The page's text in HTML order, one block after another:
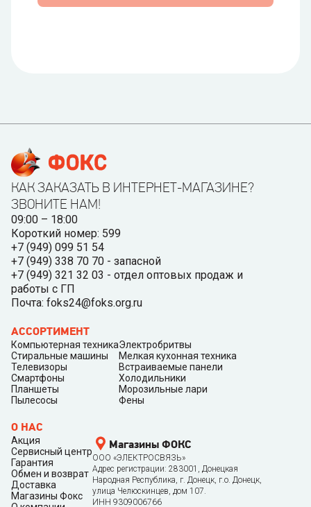
КАК ЗАКАЗАТЬ В ИНТЕРНЕТ-МАГАЗИНЕ?
ЗВОНИТЕ НАМ!
09:00 – 18:00
Короткий номер: 599
+7 (949) 099 51 54
+7 (949) 338 70 70 - запасной
+7 (949) 321 32 03 - отдел оптовых продаж и
работы с ГП
Почта: foks24@foks.org.ru
АССОРТИМЕНТ
Компьютерная техника
Стиральные машины
Телевизоры
Смартфоны
Планшеты
Пылесосы
Электробритвы
Мелкая кухонная техника
Встраиваемые панели
Холодильники
Морозильные лари
Фены
О НАС
Акция
Сервисный центр
Гарантия
Обмен и возврат
Доставка
Магазины Фокс
Магазины ФОКС
ООО «ЭЛЕКТРОСВЯЗЬ»
Адрес регистрации: 283001, Донецкая
Народная Республика, г. Донецк, г.о. Донецк,
улица Челюскинцев, дом 107.
ИНН 9309006766